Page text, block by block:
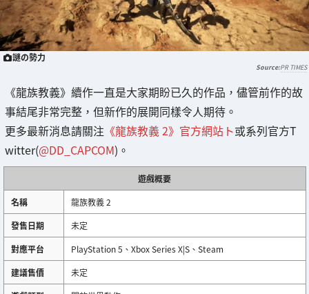
謎の勢力
PR TIMES
《龍族教義》續作一直是大家期盼已久的作品，儘管前作的故
事結尾非常完整，但新作的展開同樣令人期待。
更多最新消息請關注 《龍族教義 2》官方網站ト或系列官方T
witter(@DD_CAPCOM)。
遊戲概要
名稱
龍族教義 2
發售日期
未定
對應平台
PlayStation 5、Xbox Series X|S、Steam
建議售價
未定